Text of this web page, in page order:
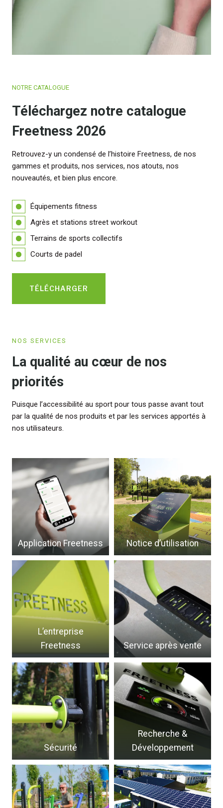
NOTRE CATALOGUE
Téléchargez notre catalogue
Freetness 2026
Retrouvez-y un condensé de l’histoire Freetness, de nos
gammes et produits, nos services, nos atouts, nos
nouveautés, et bien plus encore.
Équipements fitness
Agrès et stations street workout
Terrains de sports collectifs
Courts de padel
TÉLÉCHARGER
NOS SERVICES
La qualité au cœur de nos
priorités
Puisque l’accessibilité au sport pour tous passe avant tout
par la qualité de nos produits et par les services apportés à
nos utilisateurs.
Application Freetness Notice d’utilisation
L’entreprise
Freetness
Service après vente
Sécurité
Recherche &
Développement